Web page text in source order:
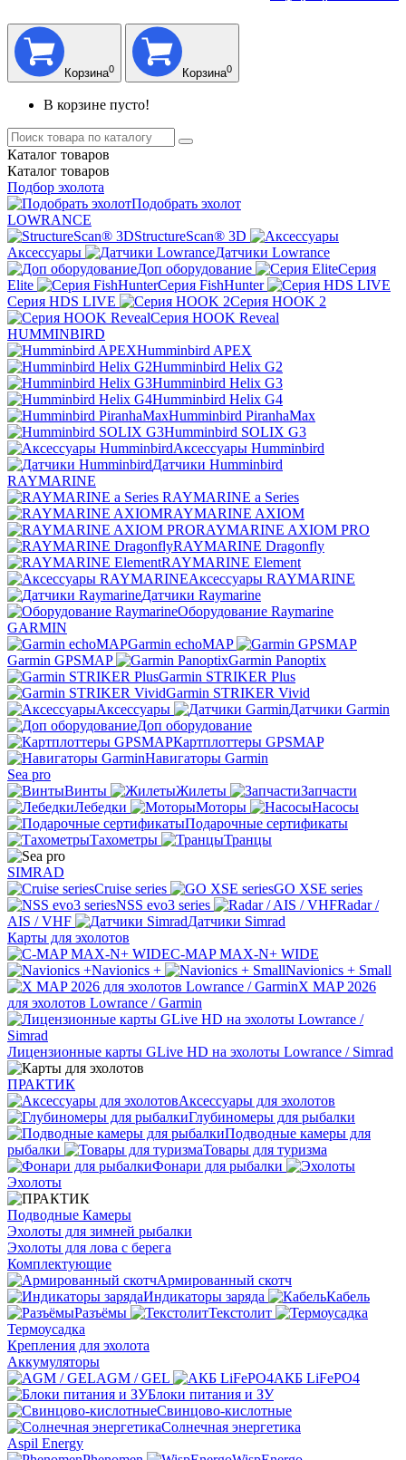
Корзина0 Корзина0
В корзине пусто!
Каталог товаров
Каталог товаров
Подбор эхолота
Подобрать эхолот
LOWRANCE
StructureScan® 3D
Аксессуары
Датчики Lowrance
Доп оборудование
Серия
Elite
Серия FishHunter
Серия HDS LIVE
Серия HOOK 2
Серия HOOK Reveal
HUMMINBIRD
Humminbird APEX
Humminbird Helix G2
Humminbird Helix G3
Humminbird Helix G4
Humminbird PiranhaMax
Humminbird SOLIX G3
Аксессуары Humminbird
Датчики Humminbird
RAYMARINE
RAYMARINE a Series
RAYMARINE AXIOM
RAYMARINE AXIOM PRO
RAYMARINE Dragonfly
RAYMARINE Element
Аксессуары RAYMARINE
Датчики Raymarine
Оборудование Raymarine
GARMIN
Garmin echoMAP
Garmin GPSMAP
Garmin Panoptix
Garmin STRIKER Plus
Garmin STRIKER Vivid
Аксессуары
Датчики Garmin
Доп оборудование
Картплоттеры GPSMAP
Навигаторы Garmin
Sea pro
Винты
Жилеты
Запчасти
Лебедки
Моторы
Насосы
Подарочные сертификаты
Тахометры
Транцы
SIMRAD
Cruise series
GO XSE series
NSS evo3 series
Radar /
AIS / VHF
Датчики Simrad
Карты для эхолотов
C-MAP MAX-N+ WIDE
Navionics +
Navionics + Small
X MAP 2026
для эхолотов Lowrance / Garmin
Лицензионные карты GLive HD на эхолоты Lowrance / Simrad
ПРАКТИК
Аксессуары для эхолотов
Глубиномеры для рыбалки
Подводные камеры для
рыбалки
Товары для туризма
Фонари для рыбалки
Эхолоты
Подводные Камеры
Эхолоты для зимней рыбалки
Эхолоты для лова с берега
Комплектующие
Армированный скотч
Индикаторы заряда
Кабель
Разъёмы
Текстолит
Термоусадка
Крепления для эхолота
Аккумуляторы
AGM / GEL
АКБ LiFePO4
Блоки питания и ЗУ
Свинцово-кислотные
Солнечная энергетика
Aspil Energy